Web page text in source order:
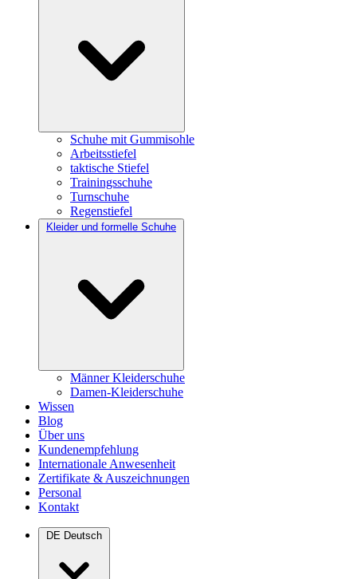
Schuhe mit Gummisohle
Arbeitsstiefel
taktische Stiefel
Trainingsschuhe
Turnschuhe
Regenstiefel
Kleider und formelle Schuhe
Männer Kleiderschuhe
Damen-Kleiderschuhe
Wissen
Blog
Über uns
Kundenempfehlung
Internationale Anwesenheit
Zertifikate & Auszeichnungen
Personal
Kontakt
DE Deutsch